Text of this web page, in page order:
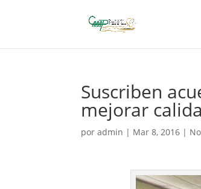
Suscriben
mejorar
poradmin | Mar 8, 2016 |